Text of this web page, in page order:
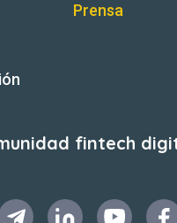
Prensa
fintech